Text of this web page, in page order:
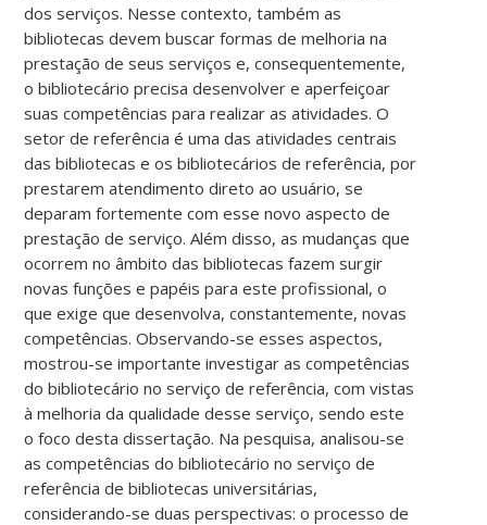
dos serviços. Nesse contexto, também as
bibliotecas devem buscar formas de melhoria na
prestação de seus serviços e, consequentemente,
o bibliotecário precisa desenvolver e aperfeiçoar
suas competências para realizar as atividades. O
setor de referência é uma das atividades centrais
das bibliotecas e os bibliotecários de referência, por
prestarem atendimento direto ao usuário, se
deparam fortemente com esse novo aspecto de
prestação de serviço. Além disso, as mudanças que
ocorrem no âmbito das bibliotecas fazem surgir
novas funções e papéis para este profissional, o
que exige que desenvolva, constantemente, novas
competências. Observando-se esses aspectos,
mostrou-se importante investigar as competências
do bibliotecário no serviço de referência, com vistas
à melhoria da qualidade desse serviço, sendo este
o foco desta dissertação. Na pesquisa, analisou-se
as competências do bibliotecário no serviço de
referência de bibliotecas universitárias,
considerando-se duas perspectivas: o processo de